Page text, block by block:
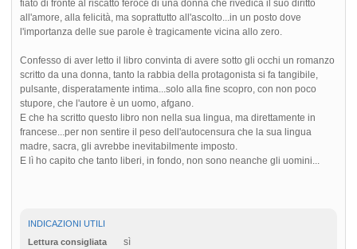
fiato di fronte al riscatto feroce di una donna che rivedica il suo diritto
all'amore, alla felicità, ma soprattutto all'ascolto...in un posto dove
l'importanza delle sue parole è tragicamente vicina allo zero.
Confesso di aver letto il libro convinta di avere sotto gli occhi un romanzo
scritto da una donna, tanto la rabbia della protagonista si fa tangibile,
pulsante, disperatamente intima...solo alla fine scopro, con non poco
stupore, che l'autore è un uomo, afgano.
E che ha scritto questo libro non nella sua lingua, ma direttamente in
francese...per non sentire il peso dell'autocensura che la sua lingua
madre, sacra, gli avrebbe inevitabilmente imposto.
E lì ho capito che tanto liberi, in fondo, non sono neanche gli uomini...
INDICAZIONI UTILI
Lettura consigliata
sì